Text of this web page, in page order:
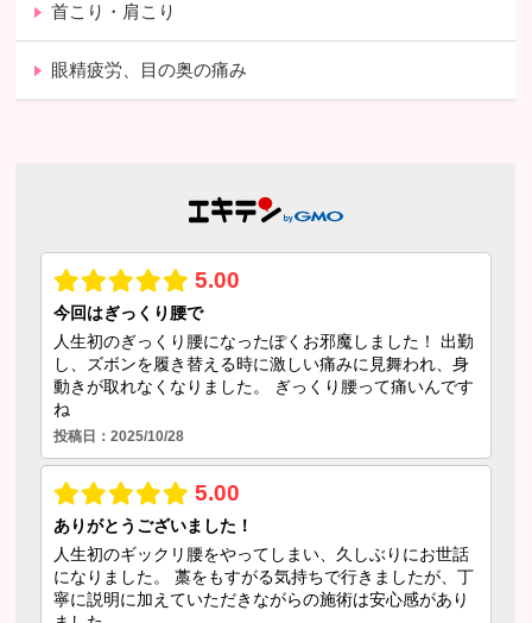
首こり・肩こり
眼精疲労、目の奥の痛み